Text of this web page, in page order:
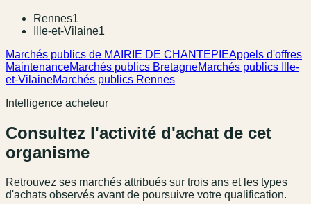
Rennes1
Ille-et-Vilaine1
Marchés publics de MAIRIE DE CHANTEPIEAppels d'offres
MaintenanceMarchés publics BretagneMarchés publics Ille-
et-VilaineMarchés publics Rennes
Intelligence acheteur
Consultez l'activité d'achat de cet
organisme
Retrouvez ses marchés attribués sur trois ans et les types
d'achats observés avant de poursuivre votre qualification.